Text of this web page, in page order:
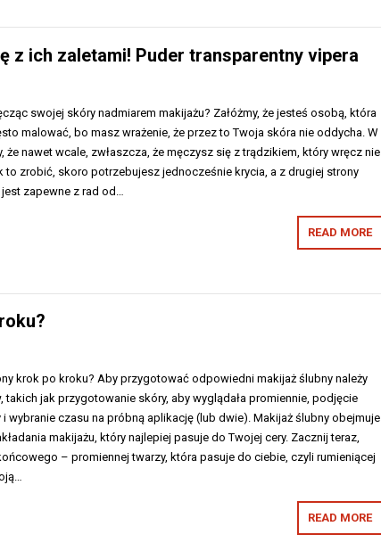
z ich zaletami! Puder transparentny vipera
swojej skóry nadmiarem makijażu? Załóżmy, że jesteś osobą, która
malować, bo masz wrażenie, że przez to Twoja skóra nie oddycha. W
że nawet wcale, zwłaszcza, że męczysz się z trądzikiem, który wręcz nie
to zrobić, skoro potrzebujesz jednocześnie krycia, a z drugiej strony
zapewne z rad od…
READ MORE
krok po kroku? Aby przygotować odpowiedni makijaż ślubny należy
jak przygotowanie skóry, aby wyglądała promiennie, podjęcie
wybranie czasu na próbną aplikację (lub dwie). Makijaż ślubny obejmuje
makijażu, który najlepiej pasuje do Twojej cery. Zacznij teraz,
– promiennej twarzy, która pasuje do ciebie, czyli rumieniącej
READ MORE